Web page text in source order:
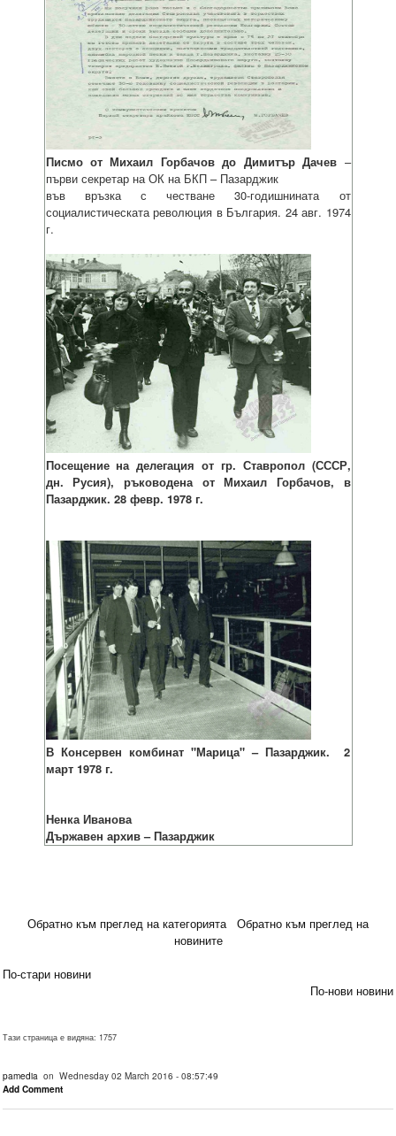
Писмо от Михаил Горбачов до Димитър Дачев –
първи секретар на ОК на БКП – Пазарджик
във връзка с честване 30-годишнината от
социалистическата революция в България. 24 авг. 1974
г.
Посещение на делегация от гр. Ставропол (СССР,
дн. Русия), ръководена от Михаил Горбачов, в
Пазарджик. 28 февр. 1978 г.
В Консервен комбинат "Марица" – Пазарджик. 2
март 1978 г.
Ненка Иванова
Държавен архив – Пазарджик
Обратно към преглед на категорията
Обратно към преглед на
новините
По-стари новини
По-нови новини
Тази страница е видяна: 1757
pamedia on Wednesday 02 March 2016 - 08:57:49
Add Comment